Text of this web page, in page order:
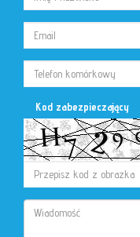
Kod zabezpieczający